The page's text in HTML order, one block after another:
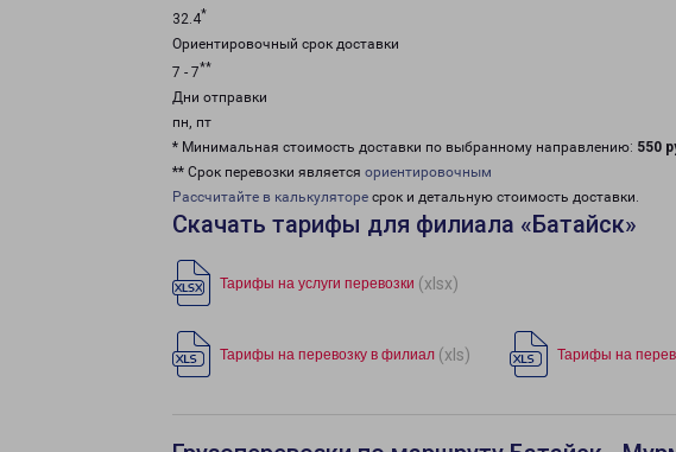
32.4*
Ориентировочный срок доставки
7 - 7**
Дни отправки
пн, пт
* Минимальная стоимость доставки по выбранному направлению: 550
** Срок перевозки является ориентировочным
Рассчитайте в калькуляторе срок и детальную стоимость доставки.
Скачать тарифы для филиала «Батайск»
Тарифы на услуги перевозки (xlsx)
Тарифы на перевозку в филиал (xls) Тарифы на